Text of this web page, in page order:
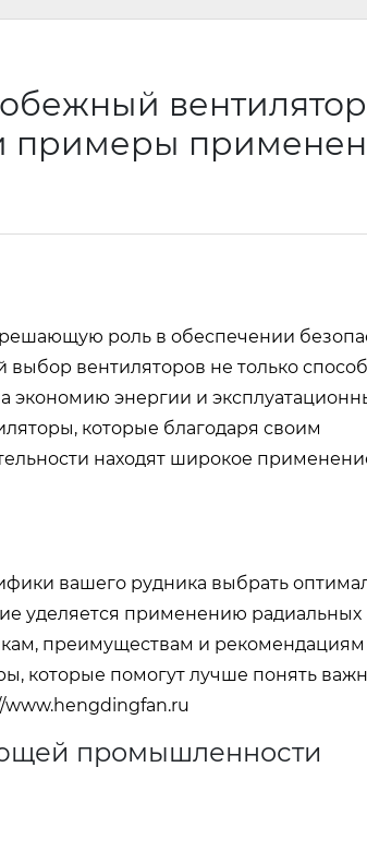
примеры
роль в обеспечении
вентиляторов не только
экономию энергии и
которые благодаря своим
находят широкое
вашего рудника выбрать
уделяется применению радиальных
преимуществам и
которые помогут лучше понять
www.hengdingfan.ru
промышленности